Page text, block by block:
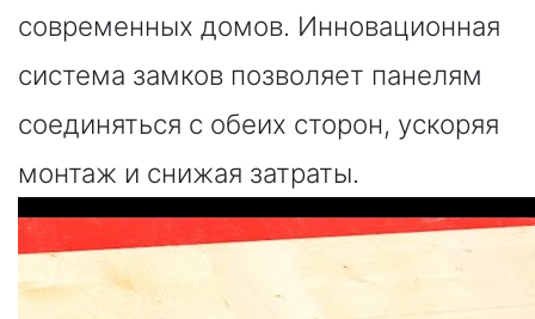
современных домов. Инновационная
система замков позволяет панелям
соединяться с обеих сторон, ускоряя
монтаж и снижая затраты.